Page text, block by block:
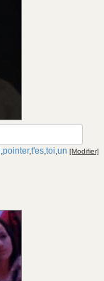
,pointer,t'es,toi,un [Modifier]